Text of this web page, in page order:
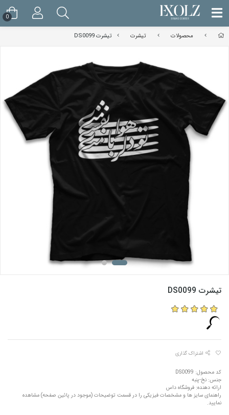
محصولات تیشرت تیشرت DS0099
تیشرت DS0099
اشتراک گذاری
کد محصول: DS0099
جنس: نخ-پنبه
ارائه دهنده: فروشگاه داس
راهنمای سایز ها و مشخصات فیزیکی را در قسمت توضیحات (موجود در پائین صفحه) مشاهده
نمایید.
0